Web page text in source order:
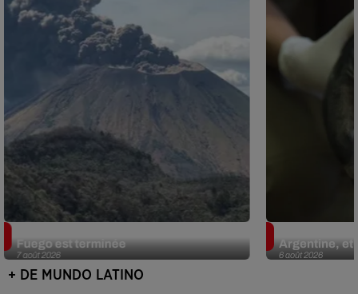
7 août 2026
Fuego est terminée
6 août 2026
Argentine, et
+ DE MUNDO LATINO